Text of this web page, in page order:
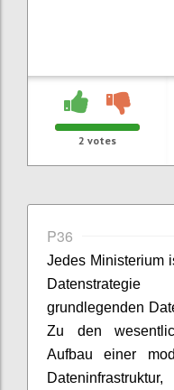
2 votes
P36
Jedes Ministerium
grundlegenden
Zu den
Aufbau einer